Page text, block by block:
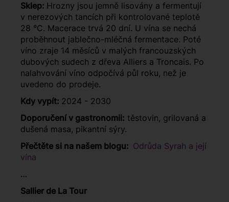
Sklep: Hrozny jsou jemně lisovány a fermentují
v nerezových tancích při kontrolované teplotě
28 °C. Macerace trvá 20 dní. U vína se nechá
proběhnout jablečno-mléčná fermentace. Poté
víno zraje 14 měsíců v malých francouzských
dubových sudech z dřeva Alliers a Troncais. Po
nalahvování víno odpočívá půl roku, než je
uvedeno do prodeje.
Kdy vypít: 2024 - 2030
Doporučení v gastronomii: těstovin, grilovaná a
dušená masa, pikantní sýry.
Přečtěte si na našem blogu: Odrůda Syrah a její
vína
…
Sallier de La Tour